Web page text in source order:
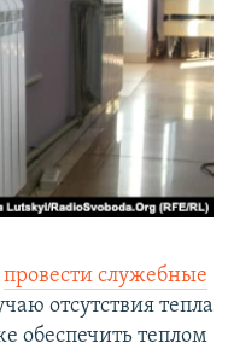
провести служебные
отсутствия тепла
обеспечить теплом